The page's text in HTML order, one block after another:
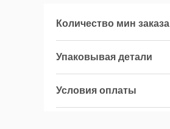
Количество мин заказа
Упаковывая детали
Условия оплаты